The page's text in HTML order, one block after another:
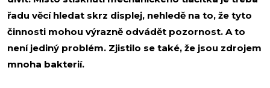
řadu věcí hledat skrz displej, nehledě na to, že tyto
činnosti mohou výrazně odvádět pozornost. A to
není jediný problém. Zjistilo se také, že jsou zdrojem
mnoha bakterií.